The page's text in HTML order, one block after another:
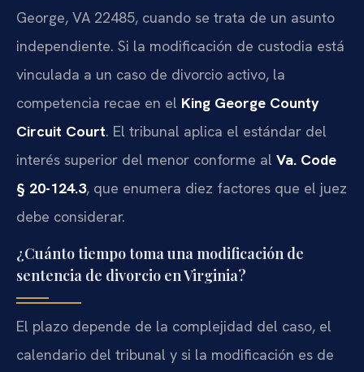
George, VA 22485, cuando se trata de un asunto
independiente. Si la modificación de custodia está
vinculada a un caso de divorcio activo, la
competencia recae en el King George County
Circuit Court. El tribunal aplica el estándar del
interés superior del menor conforme al Va. Code
§ 20-124.3, que enumera diez factores que el juez
debe considerar.
¿Cuánto tiempo toma una modificación de
sentencia de divorcio en Virginia?
El plazo depende de la complejidad del caso, el
calendario del tribunal y si la modificación es de